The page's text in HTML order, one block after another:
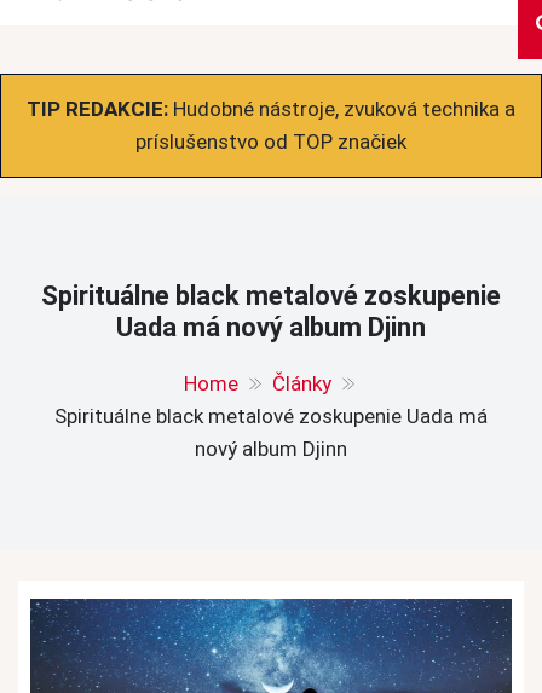
TIP REDAKCIE: Hudobné nástroje, zvuková technika a
príslušenstvo od TOP značiek
Spirituálne black metalové zoskupenie
Uada má nový album Djinn
Home
Články
Spirituálne black metalové zoskupenie Uada má
nový album Djinn